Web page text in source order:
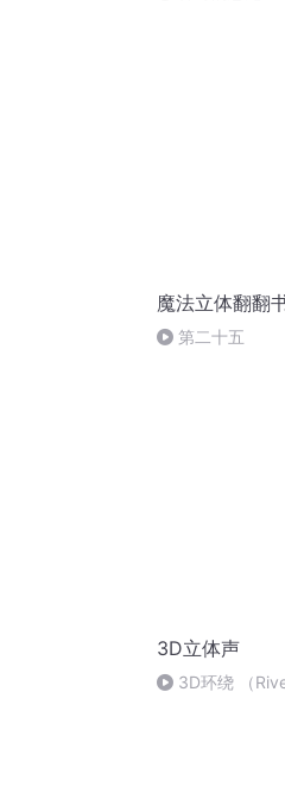
魔法立体翻翻
第二十五
3D立体声
3D环绕 （